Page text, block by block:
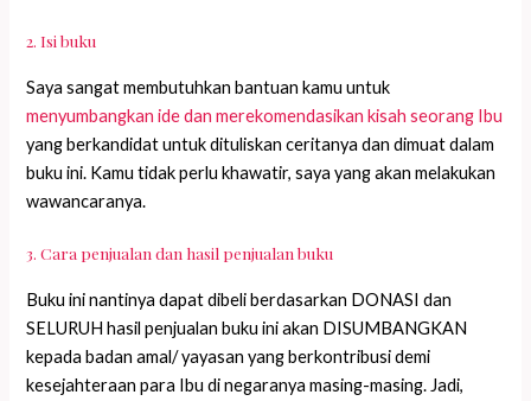
2. Isi buku
Saya sangat membutuhkan bantuan kamu untuk
menyumbangkan ide dan merekomendasikan kisah seorang Ibu
yang berkandidat untuk dituliskan ceritanya dan dimuat dalam
buku ini. Kamu tidak perlu khawatir, saya yang akan melakukan
wawancaranya.
3. Cara penjualan dan hasil penjualan buku
Buku ini nantinya dapat dibeli berdasarkan DONASI dan
SELURUH hasil penjualan buku ini akan DISUMBANGKAN
kepada badan amal/ yayasan yang berkontribusi demi
kesejahteraan para Ibu di negaranya masing-masing. Jadi,